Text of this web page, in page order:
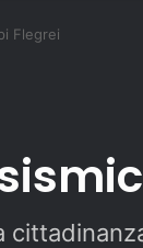
Flegrei